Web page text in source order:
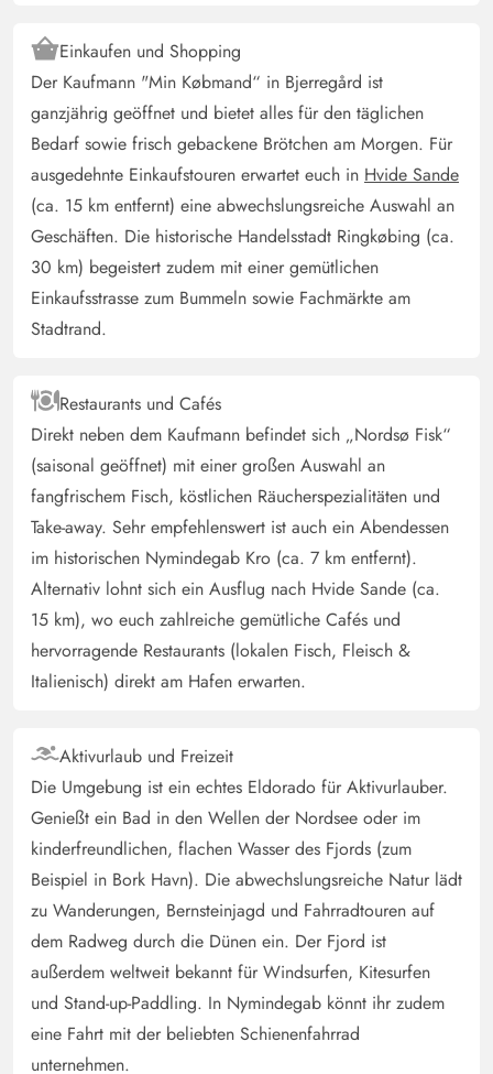
Einkaufen und Shopping
Der Kaufmann "Min Købmand“ in Bjerregård ist
ganzjährig geöffnet und bietet alles für den täglichen
Bedarf sowie frisch gebackene Brötchen am Morgen. Für
ausgedehnte Einkaufstouren erwartet euch in Hvide Sande
(ca. 15 km entfernt) eine abwechslungsreiche Auswahl an
Geschäften. Die historische Handelsstadt Ringkøbing (ca.
30 km) begeistert zudem mit einer gemütlichen
Einkaufsstrasse zum Bummeln sowie Fachmärkte am
Stadtrand.
Restaurants und Cafés
Direkt neben dem Kaufmann befindet sich „Nordsø Fisk“
(saisonal geöffnet) mit einer großen Auswahl an
fangfrischem Fisch, köstlichen Räucherspezialitäten und
Take-away. Sehr empfehlenswert ist auch ein Abendessen
im historischen Nymindegab Kro (ca. 7 km entfernt).
Alternativ lohnt sich ein Ausflug nach Hvide Sande (ca.
15 km), wo euch zahlreiche gemütliche Cafés und
hervorragende Restaurants (lokalen Fisch, Fleisch &
Italienisch) direkt am Hafen erwarten.
Aktivurlaub und Freizeit
Die Umgebung ist ein echtes Eldorado für Aktivurlauber.
Genießt ein Bad in den Wellen der Nordsee oder im
kinderfreundlichen, flachen Wasser des Fjords (zum
Beispiel in Bork Havn). Die abwechslungsreiche Natur lädt
zu Wanderungen, Bernsteinjagd und Fahrradtouren auf
dem Radweg durch die Dünen ein. Der Fjord ist
außerdem weltweit bekannt für Windsurfen, Kitesurfen
und Stand-up-Paddling. In Nymindegab könnt ihr zudem
eine Fahrt mit der beliebten Schienenfahrrad
unternehmen.